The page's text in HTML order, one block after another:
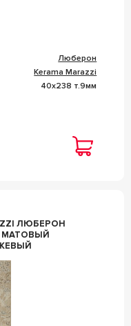
Люберон
Kerama Marazzi
40x238 т.9мм
МАТОВЫЙ